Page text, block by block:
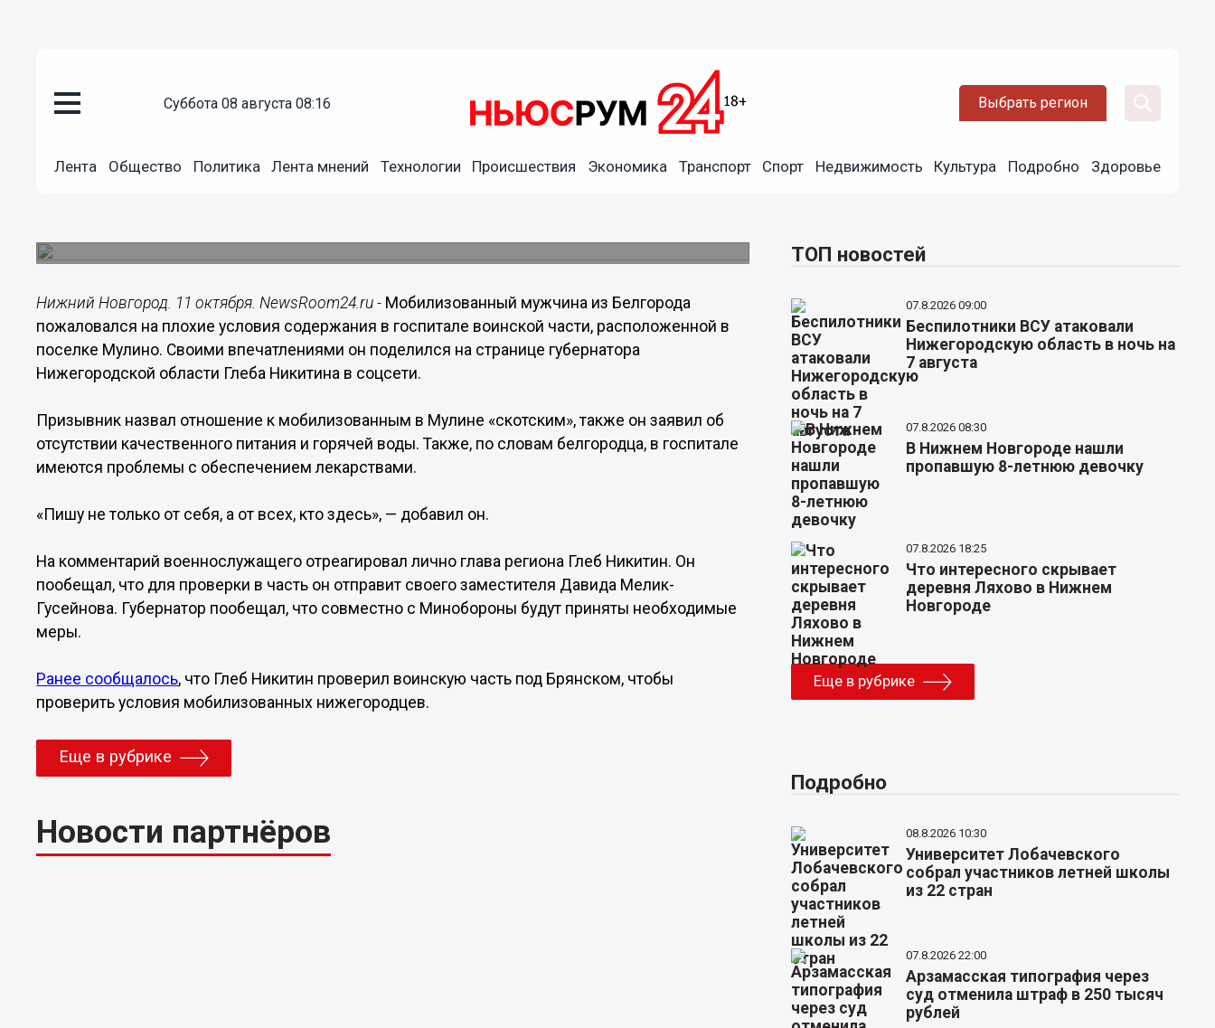
суббота 08 августа 08:16 Выбрать регион
Лента Общество Политика Лента мнений Технологии Происшествия Экономика Транспорт Спорт Недвижимость Культура Подробно Здоровье
Мобилизованный из Белгорода пожаловался на условия в
Нижний Новгород. 11 октября. NewsRoom24.ru - Мобилизованный мужчина из Белгорода
пожаловался на плохие условия содержания в госпитале воинской части, расположенной в
поселке Мулино. Своими впечатлениями он поделился на странице губернатора
Нижегородской области Глеба Никитина в соцсети.
Призывник назвал отношение к мобилизованным в Мулине «скотским», также он заявил об
отсутствии качественного питания и горячей воды. Также, по словам белгородца, в госпитале
имеются проблемы с обеспечением лекарствами.
«Пишу не только от себя, а от всех, кто здесь», — добавил он.
На комментарий военнослужащего отреагировал лично глава региона Глеб Никитин. Он
пообещал, что для проверки в часть он отправит своего заместителя Давида Мелик-
Гусейнова. Губернатор пообещал, что совместно с Минобороны будут приняты необходимые
меры.
Ранее сообщалось, что Глеб Никитин проверил воинскую часть под Брянском, чтобы
проверить условия мобилизованных нижегородцев.
Еще в рубрике
Новости партнёров
ТОП новостей
07.8.2026 09:00
Беспилотники ВСУ атаковали
Нижегородскую область в ночь на
7 августа
07.8.2026 08:30
В Нижнем Новгороде нашли
пропавшую 8-летнюю девочку
07.8.2026 18:25
Что интересного скрывает
деревня Ляхово в Нижнем
Новгороде
Еще в рубрике
Подробно
08.8.2026 10:30
Университет Лобачевского
собрал участников летней школы
из 22 стран
07.8.2026 22:00
Арзамасская типография через
суд отменила штраф в 250 тысяч
рублей